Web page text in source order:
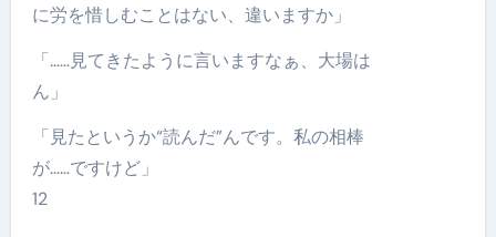
に労を惜しむことはない、違いますか」
「……見てきたように言いますなぁ、大場は
ん」
「見たというか“読んだ”んです。私の相棒
が……ですけど」
12